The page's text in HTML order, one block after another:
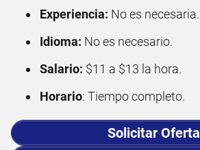
Experiencia: No es necesaria.
Idioma: No es necesario.
Salario: $11 a $13 la hora.
Horario: Tiempo completo.
Solicitar Oferta